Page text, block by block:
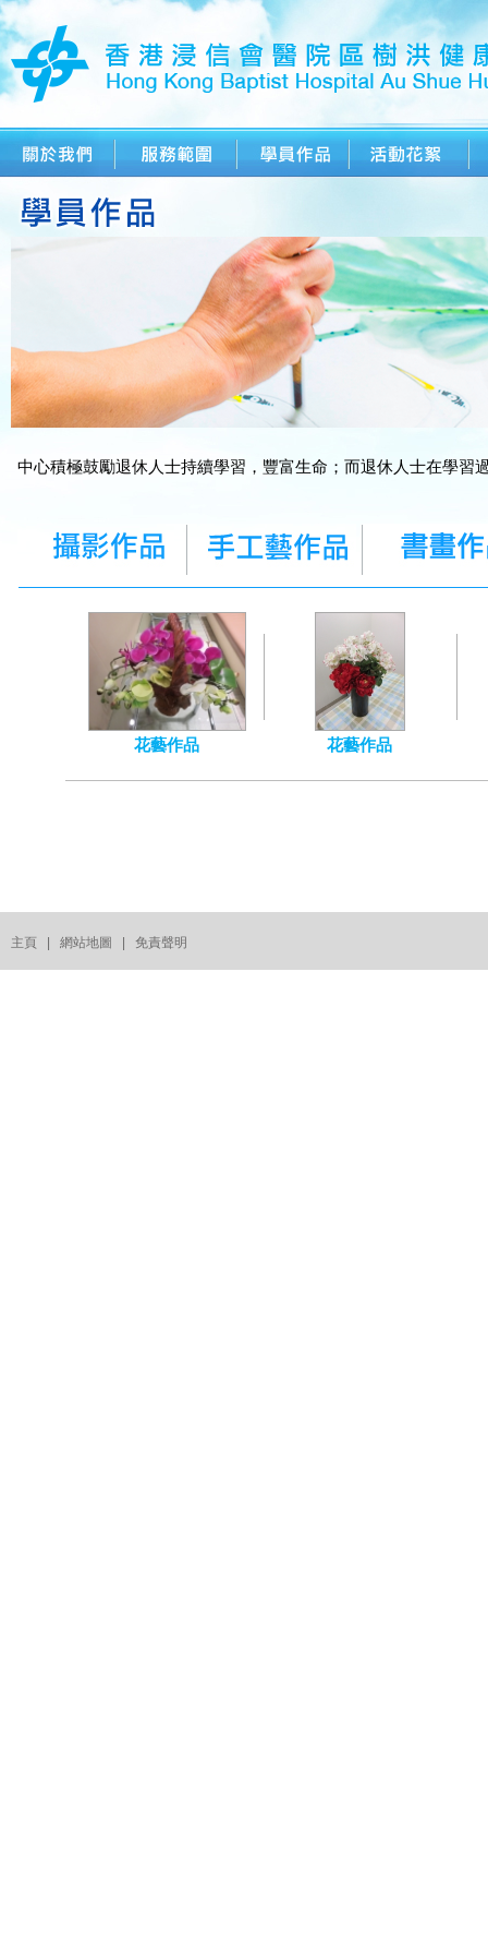
中心積極鼓勵退休人士持續學習，豐富生命；而退休人士在學習
花藝作品 花藝作品
主頁 網站地圖 免責聲明